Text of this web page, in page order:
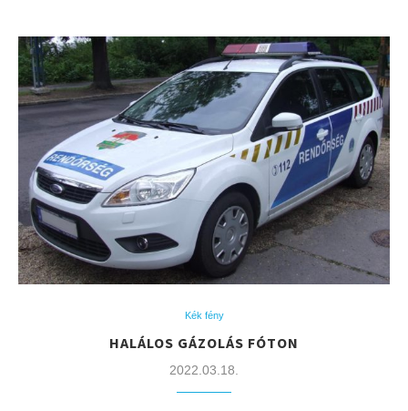
Kék fény
HALÁLOS GÁZOLÁS FÓTON
2022.03.18.